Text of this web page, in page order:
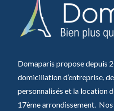
Domaparis propose depuis
domiciliation d’entreprise,
personnalisés et la location
17ème arrondissement.